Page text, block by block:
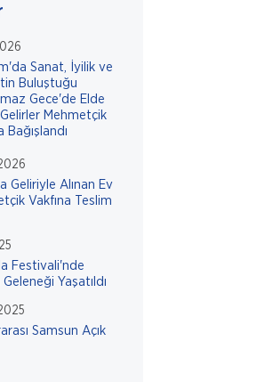
Sanat, İyilik ve
Buluştuğu
Gece'de Elde
Mehmetçik
Bağışlandı
Geliriyle Alınan Ev
Vakfına Teslim
Festivali'nde
Yaşatıldı
Samsun Açık